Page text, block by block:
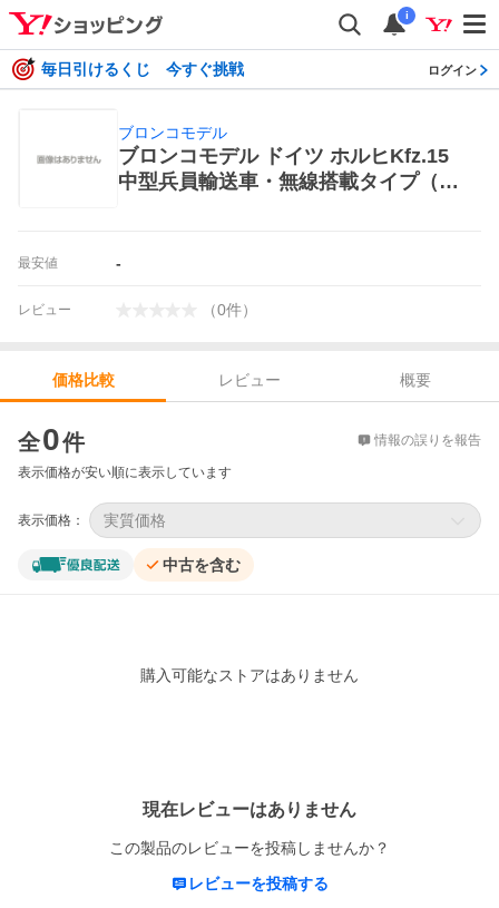
i
毎日引けるくじ 今すぐ挑戦 ログイン
ブロンコモデル
ブロンコモデル ドイツ ホルヒKfz.15
中型兵員輸送車・無線搭載タイプ（1/
最安値 -
レビュー （0件）
価格比較 レビュー
概要
全0件 情報の誤りを報告
表示価格が安い順に表示しています
表示価格： 実質価格
中古を含む
購入可能なストアはありません
現在レビューはありません
この製品のレビューを投稿しませんか？
レビューを投稿する